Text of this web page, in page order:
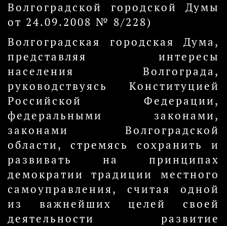
Волгоградской городской Думы
от 24.09.2008 № 8/228)
Волгоградская городская Дума,
представляя интересы
населения Волгограда,
руководствуясь Конституцией
Российской Федерации,
федеральными законами,
законами Волгоградской
области, стремясь сохранить и
развивать на принципах
демократии традиции местного
самоуправления, считая одной
из важнейших целей своей
деятельности развитие